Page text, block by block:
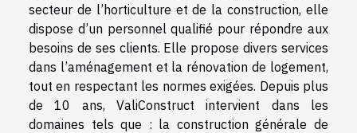
secteur de l’horticulture et de la construction, elle
dispose d’un personnel qualifié pour répondre aux
besoins de ses clients. Elle propose divers services
dans l’aménagement et la rénovation de logement,
tout en respectant les normes exigées. Depuis plus
de 10 ans, ValiConstruct intervient dans les
domaines tels que : la construction générale de